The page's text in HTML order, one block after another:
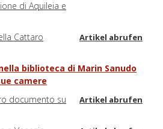
di Aquileia e
Cattaro
Artikel abrufen
biblioteca di Marin Sanudo
camere
documento su
Artikel abrufen